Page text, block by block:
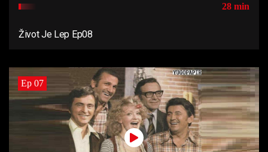
28 min
Život Je Lep Ep08
Ep 07